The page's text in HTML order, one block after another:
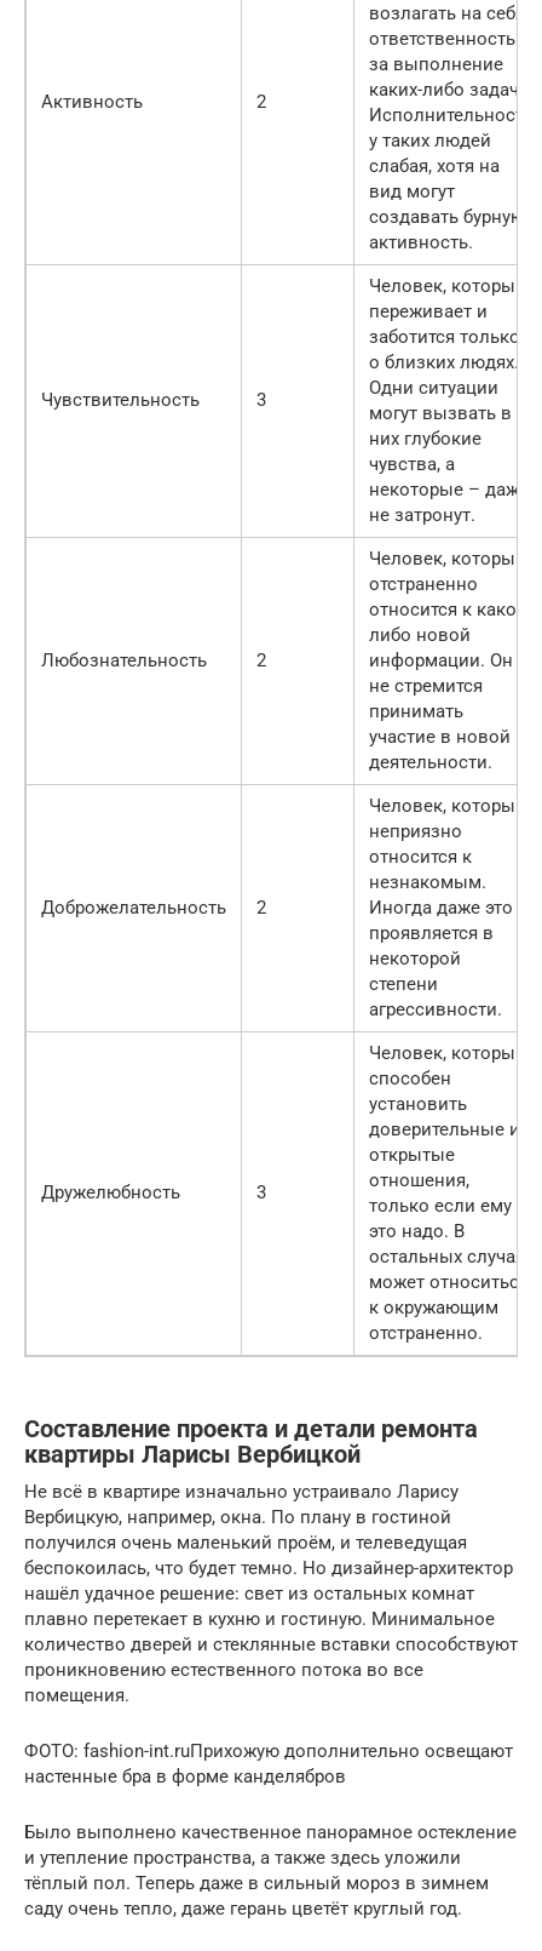
Активность 2
возлагать на себя
ответственность
за выполнение
каких-либо задач.
Исполнительность
у таких людей
слабая, хотя на
вид могут
создавать бурную
активность.
Чувствительность 3
Человек, который
переживает и
заботится только
о близких людях.
Одни ситуации
могут вызвать в
них глубокие
чувства, а
некоторые – даже
не затронут.
Любознательность 2
Человек, который
отстраненно
относится к какой-
либо новой
информации. Он
не стремится
принимать
участие в новой
деятельности.
Доброжелательность 2
Человек, который
неприязно
относится к
незнакомым.
Иногда даже это
проявляется в
некоторой
степени
агрессивности.
Дружелюбность 3
Человек, который
способен
установить
доверительные и
открытые
отношения,
только если ему
это надо. В
остальных случая
может относиться
к окружающим
отстраненно.
Составление проекта и детали ремонта
квартиры Ларисы Вербицкой
Не всё в квартире изначально устраивало Ларису
Вербицкую, например, окна. По плану в гостиной
получился очень маленький проём, и телеведущая
беспокоилась, что будет темно. Но дизайнер-архитектор
нашёл удачное решение: свет из остальных комнат
плавно перетекает в кухню и гостиную. Минимальное
количество дверей и стеклянные вставки способствуют
проникновению естественного потока во все
помещения.
ФОТО: fashion-int.ruПрихожую дополнительно освещают
настенные бра в форме канделябров
Было выполнено качественное панорамное остекление
и утепление пространства, а также здесь уложили
тёплый пол. Теперь даже в сильный мороз в зимнем
саду очень тепло, даже герань цветёт круглый год.